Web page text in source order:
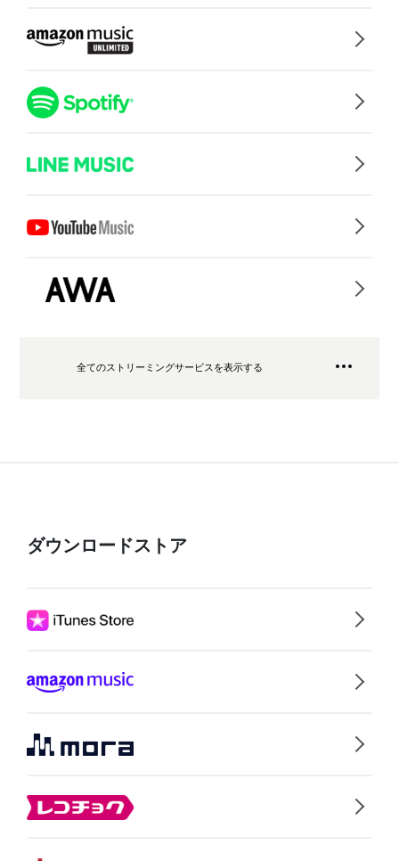
全てのストリーミングサービスを表示する
ダウンロードストア